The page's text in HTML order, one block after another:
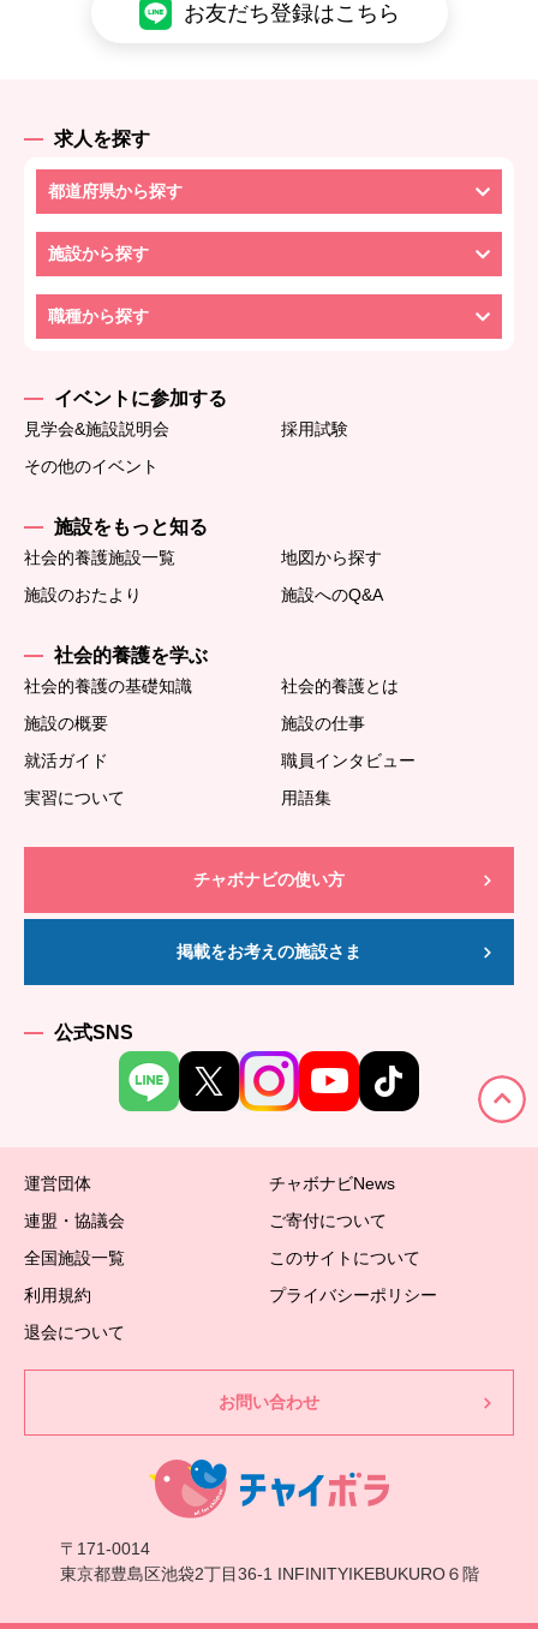
お友だち登録はこちら
求人を探す
都道府県から探す
施設から探す
職種から探す
イベントに参加する
見学会&施設説明会
採用試験
その他のイベント
施設をもっと知る
社会的養護施設一覧
地図から探す
施設のおたより
施設へのQ&A
社会的養護を学ぶ
社会的養護の基礎知識
社会的養護とは
施設の概要
施設の仕事
就活ガイド
職員インタビュー
実習について
用語集
チャボナビの使い方
掲載をお考えの施設さま
公式SNS
運営団体
チャボナビNews
連盟・協議会
ご寄付について
全国施設一覧
このサイトについて
利用規約
プライバシーポリシー
退会について
お問い合わせ
〒171-0014
東京都豊島区池袋2丁目36-1 INFINITYIKEBUKURO６階